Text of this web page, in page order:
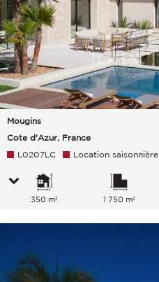
Mougins
Cote d'Azur, France
L0207LC Location saisonnière
350 m² 1 750 m²